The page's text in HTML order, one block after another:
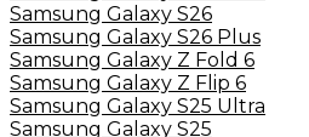
Samsung Galaxy S26
Samsung Galaxy S26 Plus
Samsung Galaxy Z Fold 6
Samsung Galaxy Z Flip 6
Samsung Galaxy S25 Ultra
Samsung Galaxy S25